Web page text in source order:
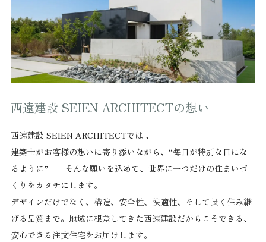
西遠建設 SEIEN ARCHITECTの想い
西遠建設 SEIEN ARCHITECTでは 、
建築士がお客様の想いに寄り添いながら、“毎日が特別な日にな
るように”——そんな願いを込めて、世界に一つだけの住まいづ
くりをカタチにします。
デザインだけでなく、構造、安全性、快適性、そして長く住み継
げる品質まで。地域に根差してきた西遠建設だからこそできる、
安心できる注文住宅をお届けします。